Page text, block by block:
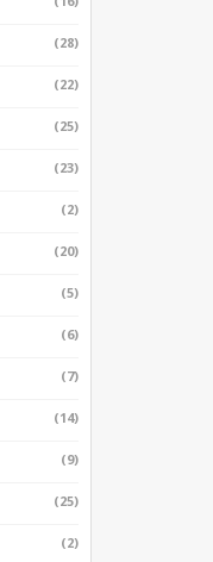
(28)
(22)
(25)
(23)
(2)
(20)
(5)
(6)
(7)
(14)
(9)
(25)
(2)